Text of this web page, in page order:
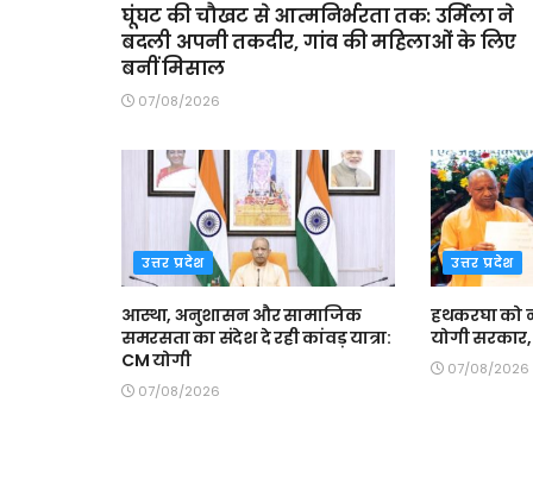
घूंघट की चौखट से आत्मनिर्भरता तक: उर्मिला ने
बदली अपनी तकदीर, गांव की महिलाओं के लिए
बनीं मिसाल
07/08/2026
उत्तर प्रदेश
आस्था, अनुशासन और सामाजिक
समरसता का संदेश दे रही कांवड़ यात्रा:
CM योगी
07/08/2026
उत्तर प्रदेश
हथकरघा को
योगी
07/08/2026